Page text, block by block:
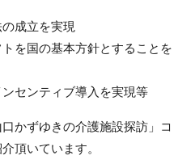
成立を実現
を国の基本方針とすることを
センティブ導入を実現等
かずゆきの介護施設探訪」コ
頂いています。